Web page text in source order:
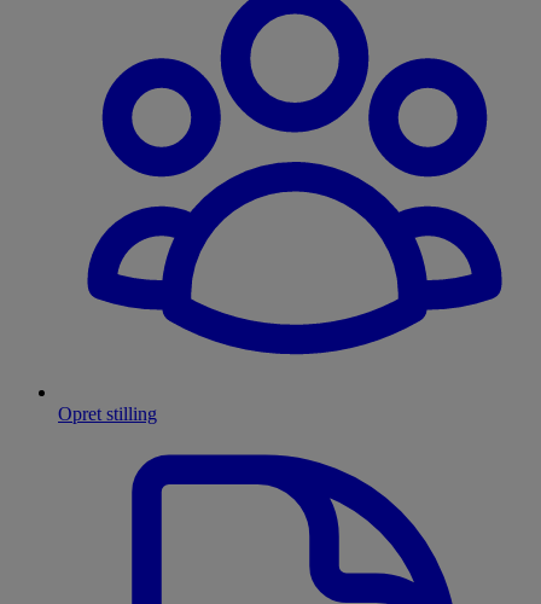
Opret stilling